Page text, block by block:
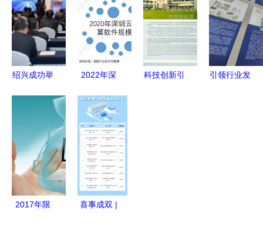
科技与温暖
同行，凝心
聚力启新程
程碑
化转型
性介绍
绍兴成功举
5G+数字化
工厂推介
会，加速产
业升级
2022年深
软件行业市
场规模与发
展前景及
2023年产
业链协同趋
势分析
科技创新引
引领行业发
2017年限
喜事成双 |